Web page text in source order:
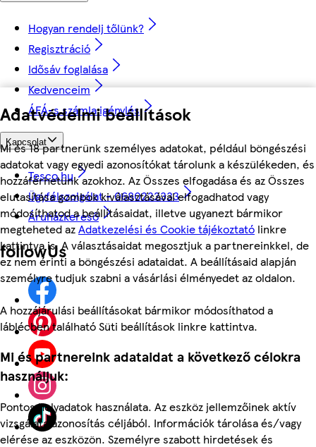
Adatvédelmi beállítások
Mi és 18 partnerünk személyes adatokat, például böngészési
adatokat vagy egyedi azonosítókat tárolunk a készülékeden, és
hozzáférhetünk azokhoz. Az Összes elfogadása és az Összes
elutasítása gombok kiválasztásával elfogadhatod vagy
módosíthatod a beállításaidat, illetve ugyanezt bármikor
megteheted azAdatkezelési és Cookie tájékoztató linkre
kattintva is. A választásaidat megosztjuk a partnereinkkel, de
ez nem érinti a böngészési adataidat. A beállításaid alapján
személyre tudjuk szabni a vásárlási élményedet az oldalon.
A hozzájárulási beállításokat bármikor módosíthatod a
láblécben található Süti beállítások linkre kattintva.
Mi és partnereink adataidat a következő célokra
használjuk:
Pontos helyadatok használata. Az eszköz jellemzőinek aktív
vizsgálata azonosítás céljából. Információk tárolása és/vagy
elérése az eszközön. Személyre szabott hirdetések és
Hogyan rendelj tőlünk?
Regisztráció
Idősáv foglalása
Kedvenceim
ÁFÁ-s számla igénylés
Kapcsolat
Tesco.hu
Ügyfélszolgálat - 0680222333
Áruházkereső
followUs